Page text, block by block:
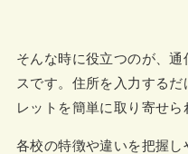
そんな時に役立つのが、
スです。住所を入力する
レットを簡単に取り寄せら
各校の特徴や違いを把握